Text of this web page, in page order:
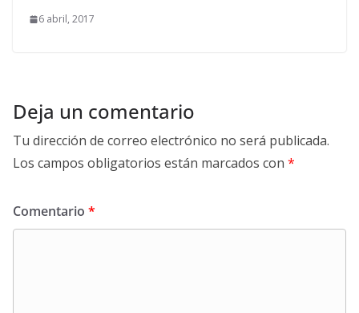
6 abril, 2017
Deja un comentario
Tu dirección de correo electrónico no será publicada.
Los campos obligatorios están marcados con *
Comentario *